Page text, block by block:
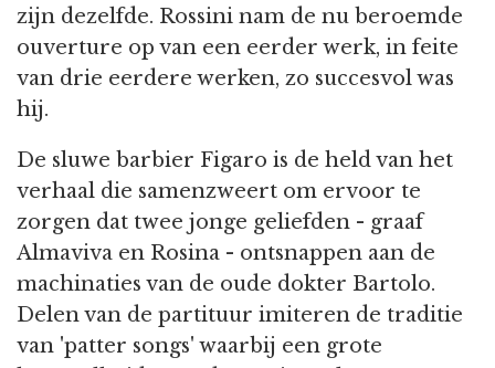
zijn dezelfde. Rossini nam de nu beroemde
ouverture op van een eerder werk, in feite
van drie eerdere werken, zo succesvol was
hij.
De sluwe barbier Figaro is de held van het
verhaal die samenzweert om ervoor te
zorgen dat twee jonge geliefden - graaf
Almaviva en Rosina - ontsnappen aan de
machinaties van de oude dokter Bartolo.
Delen van de partituur imiteren de traditie
van 'patter songs' waarbij een grote